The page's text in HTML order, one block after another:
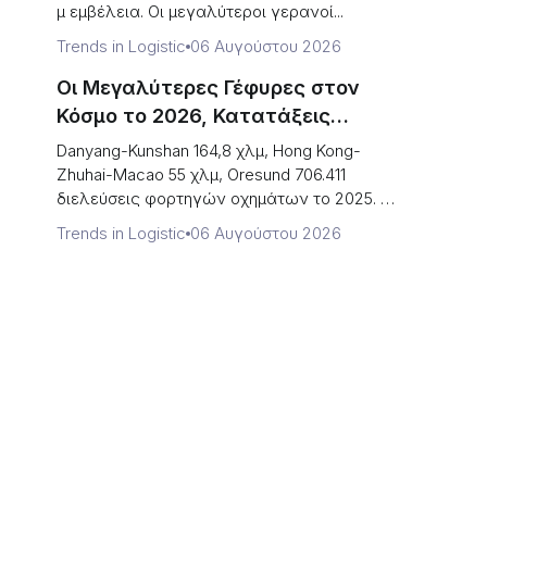
μ εμβέλεια. Οι μεγαλύτεροι γερανοί...
Trends in Logistic 06 Αυγούστου 2026
Οι Μεγαλύτερες Γέφυρες στον
Κόσμο το 2026, Κατατάξεις
(Μήκος vs. Τι Μπορείτε να
Οδηγήσετε)
Danyang-Kunshan 164,8 χλμ, Hong Kong-
Zhuhai-Macao 55 χλμ, Oresund 706.411
διελεύσεις φορτηγών οχημάτων το 2025. Οι
μακρύ...
Trends in Logistic 06 Αυγούστου 2026